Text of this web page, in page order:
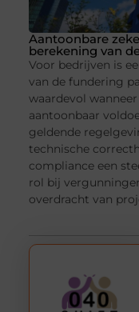
Aantoonbare
berekening van
Voor bedrijven is
van de fundering
waardevol wanneer
aantoonbaar
geldende
technische
compliance een
rol bij
overdracht van